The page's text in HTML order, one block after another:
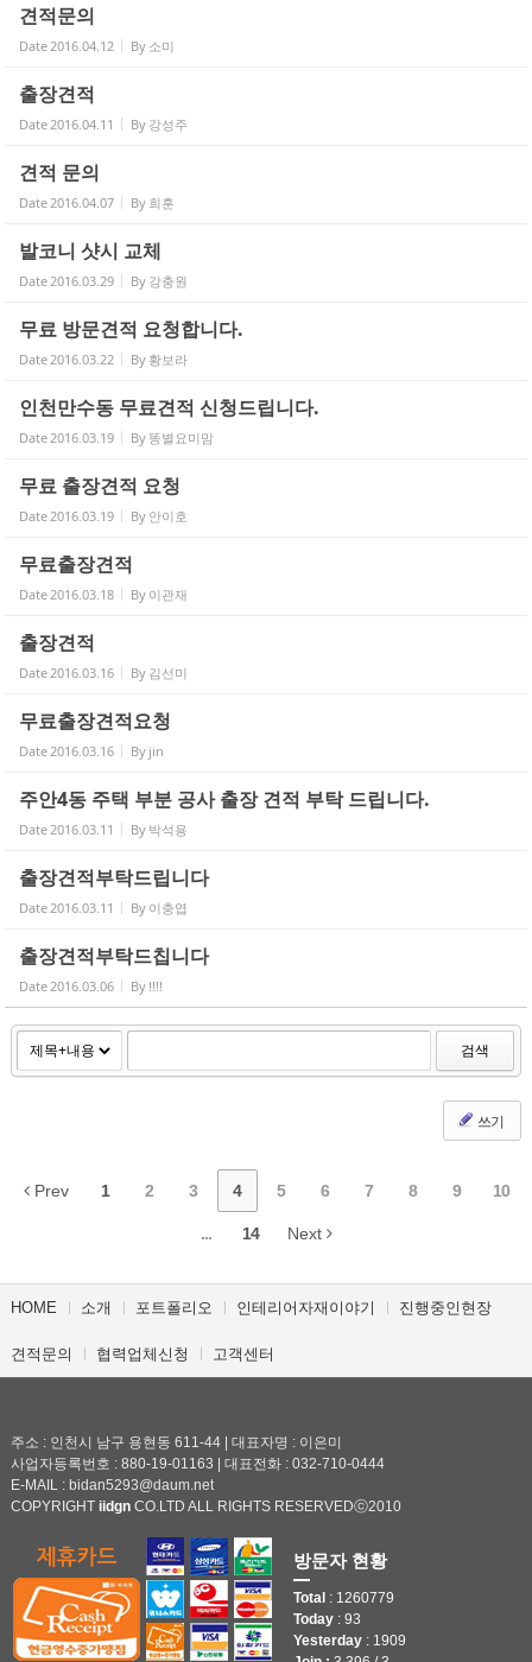
견적문의
Date 2016.04.12 By 소미
출장견적
Date 2016.04.11 By 강성주
견적 문의
Date 2016.04.07 By 희훈
발코니 샷시 교체
Date 2016.03.29 By 강충원
무료 방문견적 요청합니다.
Date 2016.03.22 By 황보라
인천만수동 무료견적 신청드립니다.
Date 2016.03.19 By 똥별요미맘
무료 출장견적 요청
Date 2016.03.19 By 안이호
무료출장견적
Date 2016.03.18 By 이관재
출장견적
Date 2016.03.16 By 김선미
무료출장견적요청
Date 2016.03.16 By jin
주안4동 주택 부분 공사 출장 견적 부탁 드립니다.
Date 2016.03.11 By 박석용
출장견적부탁드립니다
Date 2016.03.11 By 이충엽
출장견적부탁드칩니다
Date 2016.03.06 By !!!!
검색
쓰기
Prev 1 2 3 4 5 6 7 8 9 10
... 14 Next
HOME 소개 포트폴리오 인테리어자재이야기 진행중인현장
견적문의 협력업체신청 고객센터
주소 : 인천시 남구 용현동 611-44 | 대표자명 : 이은미
사업자등록번호 : 880-19-01163 | 대표전화 : 032-710-0444
E-MAIL : bidan5293@daum.net
COPYRIGHT iidgnCO.LTD ALL RIGHTS RESERVEDⓒ2010
방문자 현황
Total : 1260779
Today : 93
Yesterday : 1909